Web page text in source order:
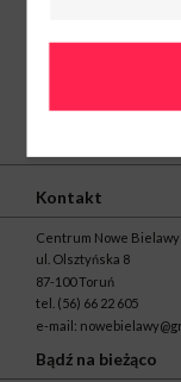
Kontakt
Centrum Nowe Bielawy
ul. Olsztyńska 8
87-100 Toruń
tel. (56) 66 22 605
e-mail:
Bądź na bieżąco